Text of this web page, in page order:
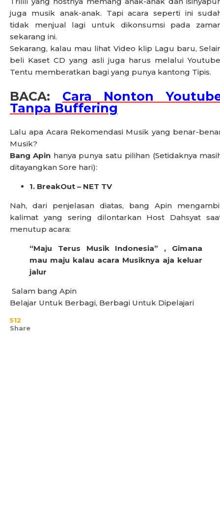
juga musik anak-anak. Tapi acara seperti ini
tidak menjual lagi untuk dikonsumsi pada
sekarang ini.
Sekarang, kalau mau lihat Video klip Lagu baru,
beli Kaset CD yang asli juga harus melalui
Tentu memberatkan bagi yang punya kantong Tipis.
BACA: Cara Nonton
Tanpa Buffering
Lalu apa Acara Rekomendasi Musik yang benar-
Musik?
Bang Apin hanya punya satu pilihan (Setidaknya
ditayangkan Sore hari):
1. BreakOut – NET TV
Nah, dari penjelasan diatas, bang Apin
kalimat yang sering dilontarkan Host Dahsyat
menutup acara:
“Maju Terus Musik Indonesia” , Gimana
mau maju kalau acara Musiknya aja keluar
jalur
Salam bang Apin
Belajar Untuk Berbagi, Berbagi Untuk Dipelajari
512
Share